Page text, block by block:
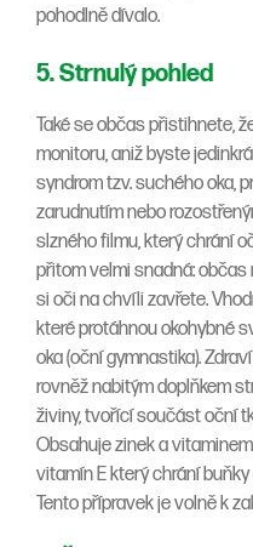
pohodlně dívalo.
5. Strnulý pohled
Také se občas přistihnete,
monitoru, aniž byste
syndrom tzv. suchého oka,
zarudnutím nebo
slzného filmu, který chrání
přitom velmi snadná:
si oči na chvíli zavřete.
které protáhnou okohybné
oka (oční gymnastika).
rovněž nabitým doplňkem
živiny, tvořící součást oční
Obsahuje zinek a
vitamín E který chrání
Tento přípravek je volně k